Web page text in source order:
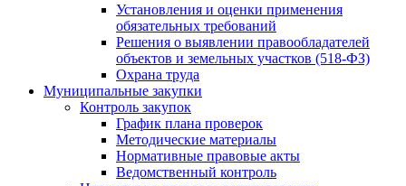
Установления и оценки применения
обязательных требований
Решения о выявлении правообладателей
объектов и земельных участков (518-ФЗ)
Охрана труда
Муниципальные закупки
Контроль закупок
График плана проверок
Методические материалы
Нормативные правовые акты
Ведомственный контроль